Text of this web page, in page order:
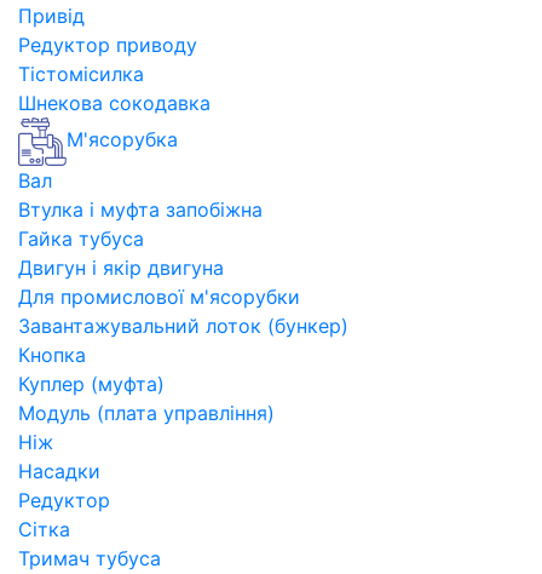
Привід
Редуктор приводу
Тістомісилка
Шнекова сокодавка
М'ясорубка
Вал
Втулка і муфта запобіжна
Гайка тубуса
Двигун і якір двигуна
Для промислової м'ясорубки
Завантажувальний лоток (бункер)
Кнопка
Куплер (муфта)
Модуль (плата управління)
Ніж
Насадки
Редуктор
Сітка
Тримач тубуса